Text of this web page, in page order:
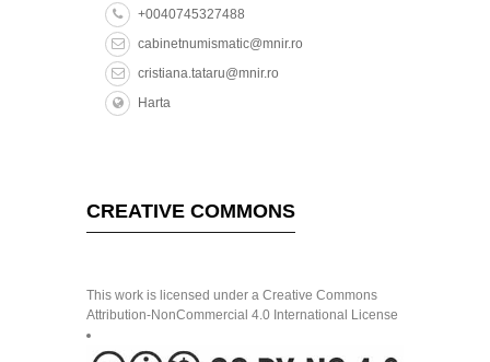
+0040745327488
cabinetnumismatic@mnir.ro
cristiana.tataru@mnir.ro
Harta
CREATIVE COMMONS
This work is licensed under a Creative Commons
Attribution-NonCommercial 4.0 International License